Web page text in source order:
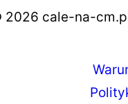
cale-na-